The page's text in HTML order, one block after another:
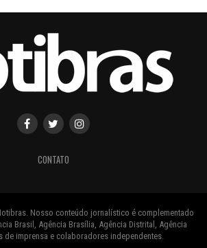
CONTATO
Nosso conteúdo jornalístico é complementado
Brasil, Agência Brasília, Agência Distrital, Agência
de imprensa e colaboradores independentes.